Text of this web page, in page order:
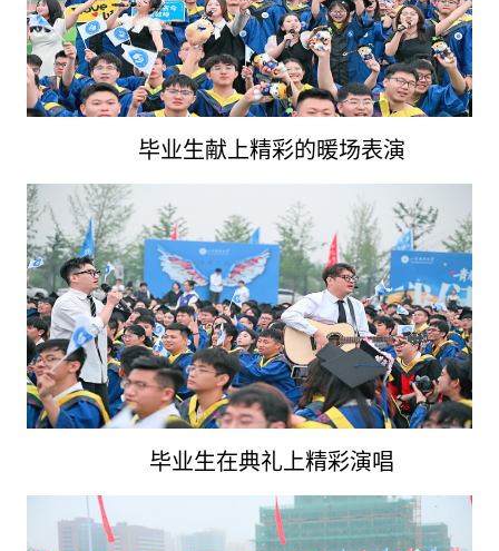
毕业生献上精彩的暖场表演
毕业生在典礼上精彩演唱